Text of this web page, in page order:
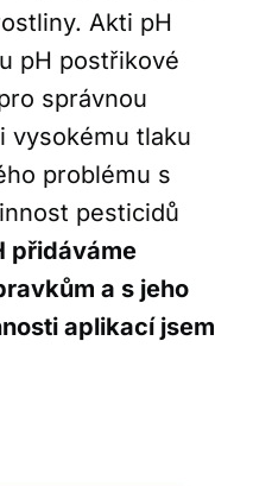
Akti pH
pH postřikové
správnou
vysokému tlaku
problému s
pesticidů
přidáváme
a s jeho
aplikací jsem